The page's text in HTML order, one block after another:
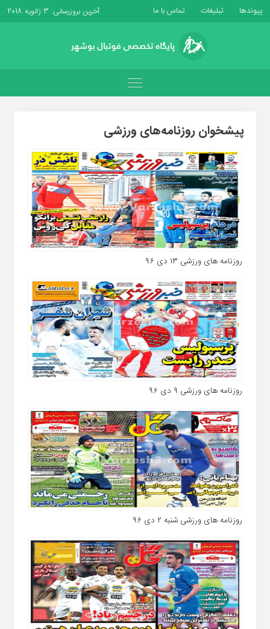
پیوندها تبلیغات تماس با ما آخرین بروزرسانی: 3 ژانویه 2018
پیشخوان روزنامه‌های ورزشی
روزنامه های ورزشی ۱۳ دی ۹۶
روزنامه های ورزشی ۹ دی ۹۶
روزنامه های ورزشی شنبه ۲ دی ۹۶